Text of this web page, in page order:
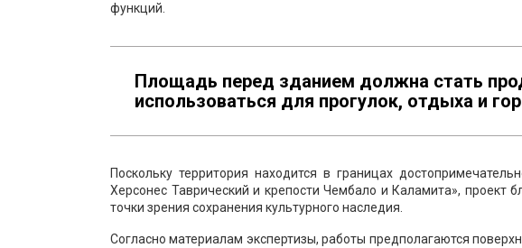
функций.
Площадь перед зданием должна стать
использоваться для прогулок, отдыха и
Поскольку территория находится в границах
Херсонес Таврический и крепости Чембало и Каламита», проект
точки зрения сохранения культурного наследия.
Согласно материалам экспертизы, работы предполагаются